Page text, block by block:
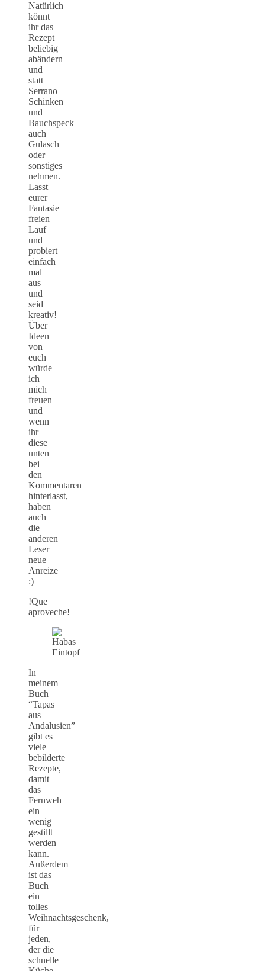
Natürlich
könnt
ihr das
Rezept
beliebig
abändern
und
statt
Serrano
Schinken
und
Bauchspeck
auch
Gulasch
oder
sonstiges
nehmen.
Lasst
eurer
Fantasie
freien
Lauf
und
probiert
einfach
mal
aus
und
seid
kreativ!
Über
Ideen
von
euch
würde
ich
mich
freuen
und
wenn
ihr
diese
unten
bei
den
Kommentaren
hinterlasst,
haben
auch
die
anderen
Leser
neue
Anreize
:)
!Que
aproveche!
In
meinem
Buch
“Tapas
aus
Andalusien”
gibt es
viele
bebilderte
Rezepte,
damit
das
Fernweh
ein
wenig
gestillt
werden
kann.
Außerdem
ist das
Buch
ein
tolles
Weihnachtsgeschenk,
für
jeden,
der die
schnelle